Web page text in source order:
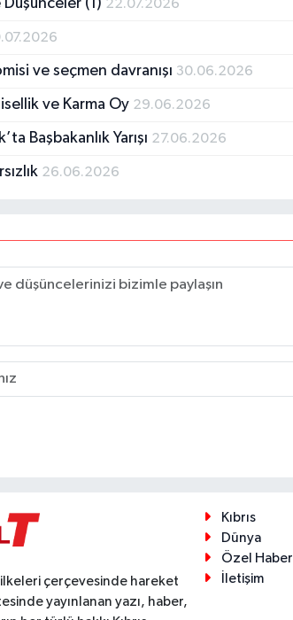
Düşünceler (1) 22.07.2026
ve seçmen davranışı 30.06.2026
ve Karma Oy 29.06.2026
Başbakanlık Yarışı 27.06.2026
26.06.2026
çerçevesinde hareket
yayınlanan yazı, haber,
Kıbrıs
Dünya
Özel Haber
İletişim